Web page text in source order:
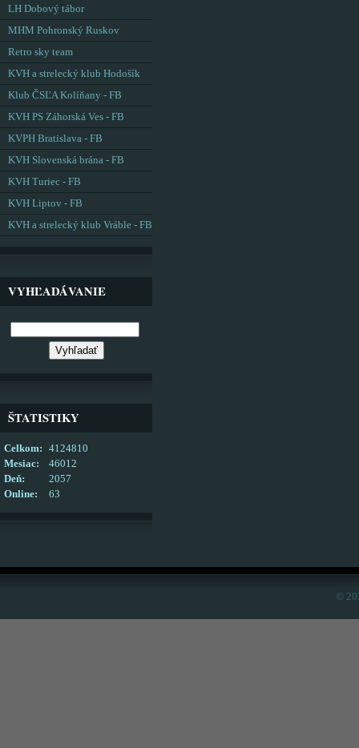
LH Dobový tábor
MHM Pohronský Ruskov
Retro sky team
KVH a strelecký klub Hodošík
Klub ČSĽA Kolíňany - FB
KVH PS Záhorská Ves - FB
KVPH Bratislava - FB
KVH Slovenská brána - FB
KVH Turiec - FB
KVH Liptov - FB
KVH a strelecký klub Vráble - FB
VYHĽADÁVANIE
ŠTATISTIKY
Online: 63
Celkom:
4124810
Mesiac:
46012
Deň:
2057
©